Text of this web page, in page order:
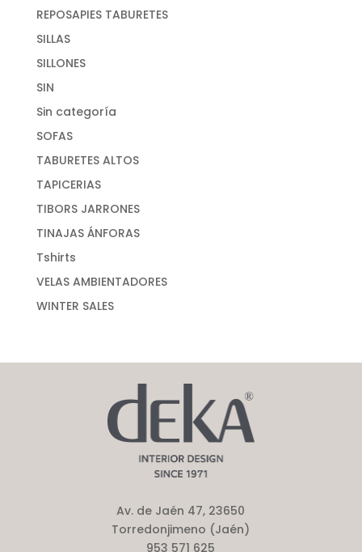
REPOSAPIES TABURETES
SILLAS
SILLONES
SIN
Sin categoría
SOFAS
TABURETES ALTOS
TAPICERIAS
TIBORS JARRONES
TINAJAS ÁNFORAS
Tshirts
VELAS AMBIENTADORES
WINTER SALES
Av. de Jaén 47, 23650
Torredonjimeno (Jaén)
953 571 625